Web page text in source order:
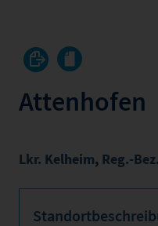
Attenhofen
Lkr. Kelheim, Reg.-